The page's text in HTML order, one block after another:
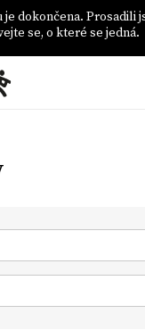
dokončena. Prosadili
se, o které se jedná.